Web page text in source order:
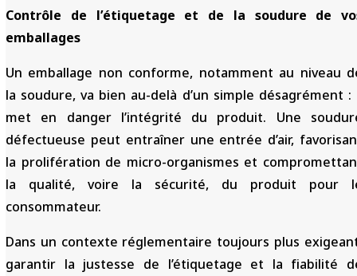
Contrôle de l’étiquetage et de la soudure de
emballages
Un emballage non conforme, notamment au niveau
la soudure, va bien au-delà d’un simple désagrément :
met en danger l’intégrité du produit. Une
défectueuse peut entraîner une entrée d’air,
la prolifération de micro-organismes et
la qualité, voire la sécurité, du produit pour
consommateur.
Dans un contexte réglementaire toujours plus
garantir la justesse de l’étiquetage et la fiabilité